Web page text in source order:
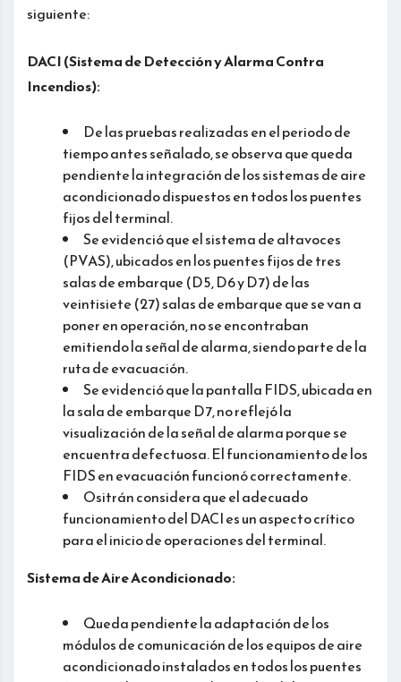
siguiente:
DACI (Sistema de Detección y Alarma Contra
Incendios):
De las pruebas realizadas en el periodo de
tiempo antes señalado, se observa que queda
pendiente la integración de los sistemas de aire
acondicionado dispuestos en todos los puentes
fijos del terminal.
Se evidenció que el sistema de altavoces
(PVAS), ubicados en los puentes fijos de tres
salas de embarque (D5, D6 y D7) de las
veintisiete (27) salas de embarque que se van a
poner en operación, no se encontraban
emitiendo la señal de alarma, siendo parte de la
ruta de evacuación.
Se evidenció que la pantalla FIDS, ubicada en
la sala de embarque D7, no reflejó la
visualización de la señal de alarma porque se
encuentra defectuosa. El funcionamiento de los
FIDS en evacuación funcionó correctamente.
Ositrán considera que el adecuado
funcionamiento del DACI es un aspecto crítico
para el inicio de operaciones del terminal.
Sistema de Aire Acondicionado:
Queda pendiente la adaptación de los
módulos de comunicación de los equipos de aire
acondicionado instalados en todos los puentes